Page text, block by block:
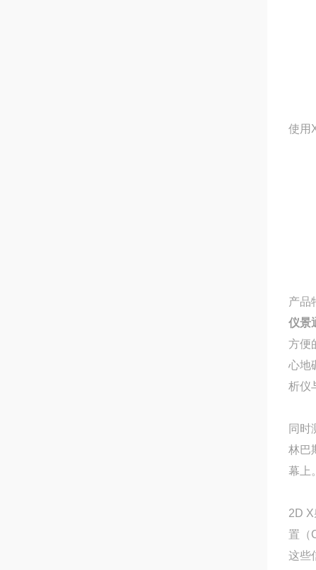
使用
产品
仪景
方便
心地
析仪
同时
林巴
幕上
2D
置（
这些